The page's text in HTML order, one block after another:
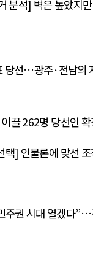
분석] 벽은 높았지
당선…광주·전남의
끌 262명 당선인
택] 인물론에 맞선
주권 시대 열겠다